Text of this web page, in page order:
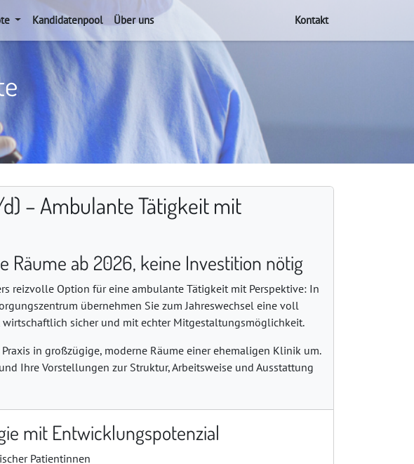
Kandidatenpool Über uns Kontakt
– Ambulante Tätigkeit mit
Räume ab 2026, keine Investition nötig
reizvolle Option für eine ambulante Tätigkeit mit Perspektive: In
übernehmen Sie zum Jahreswechsel eine voll
sicher und mit echter Mitgestaltungsmöglichkeit.
in großzügige, moderne Räume einer ehemaligen Klinik um.
Ihre Vorstellungen zur Struktur, Arbeitsweise und Ausstattung
mit Entwicklungspotenzial
Patientinnen